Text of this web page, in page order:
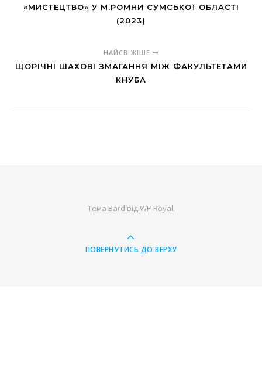
«МИСТЕЦТВО» У М.РОМНИ СУМСЬКОЇ ОБЛАСТІ
(2023)
НАЙСВІЖІШЕ
ЩОРІЧНІ ШАХОВІ ЗМАГАННЯ МІЖ ФАКУЛЬТЕТАМИ
КНУБА
Тема Bard відWP Royal.
ПОВЕРНУТИСЬ ДО ВЕРХУ